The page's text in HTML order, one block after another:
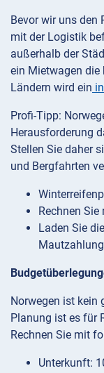
Bevor wir uns den
mit der Logistik
außerhalb der
ein Mietwagen die
Ländern wird ein
Profi-Tipp:
Herausforderung
Stellen Sie daher
und Bergfahrten
Rechnen
Laden Sie
Norwegen ist kein
Planung ist es für
Rechnen Sie mit
Unterkunft: